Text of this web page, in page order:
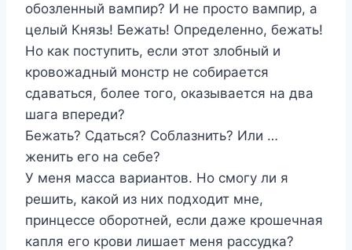
обозленный вампир? И не просто вампир, а
целый Князь! Бежать! Определенно, бежать!
Но как поступить, если этот злобный и
кровожадный монстр не собирается
сдаваться, более того, оказывается на два
шага впереди?
Бежать? Сдаться? Соблазнить? Или …
женить его на себе?
У меня масса вариантов. Но смогу ли я
решить, какой из них подходит мне,
принцессе оборотней, если даже крошечная
капля его крови лишает меня рассудка?